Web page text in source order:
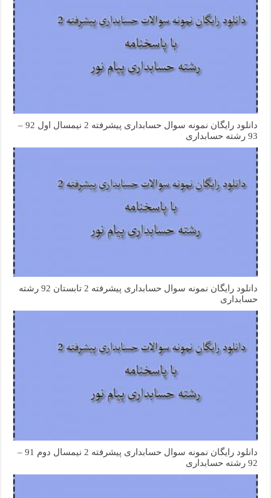
دانلود رایگان نمونه سوال حسابداری پیشرفته 2 نیمسال اول 92 –
93 رشته حسابداری
دانلود رایگان نمونه سوال حسابداری پیشرفته 2 تابستان 92 رشته
حسابداری
دانلود رایگان نمونه سوال حسابداری پیشرفته 2 نیمسال دوم 91 –
92 رشته حسابداری